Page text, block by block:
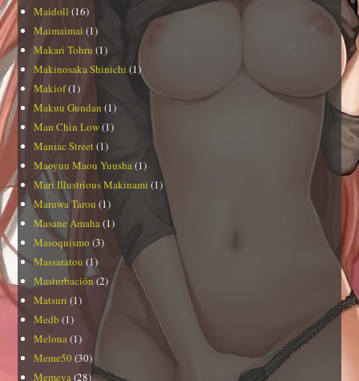
Maidoll (16)
Maimaimai (1)
Makari Tohru (1)
Makinosaka Shinichi (1)
Makiof(1)
Makuu Gundan (1)
Man Chin Low(1)
Maniac Street (1)
Maoyuu Maou Yuusha (1)
Mari Illustrious Makinami (1)
Maruwa Tarou (1)
Masane Amaha (1)
Masoquismo (3)
Massaratou (1)
Masturbación (2)
Matsuri (1)
Medb (1)
Melona (1)
Meme50 (30)
Memeya (28)